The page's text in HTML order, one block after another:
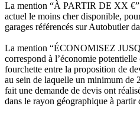
La mention “À PARTIR DE XX
actuel le moins cher disponible,
garages référencés sur Autobutler
La mention “ÉCONOMISEZ
correspond à l’économie
fourchette entre la proposition de
au sein de laquelle un minimum de
fait une demande de devis ont
dans le rayon géographique à partir